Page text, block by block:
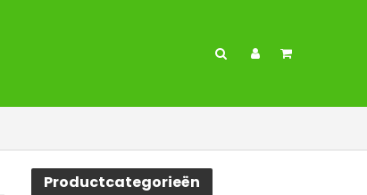
Productcategorieën